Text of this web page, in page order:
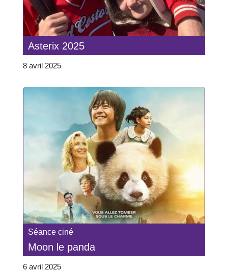
Asterix 2025
8 avril 2025
Séance ciné
Moon le panda
6 avril 2025